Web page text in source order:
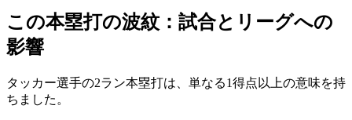
この本塁打の波紋：試合とリーグへの
影響
タッカー選手の2ラン本塁打は、単なる1得点以上の意味を持
ちました。